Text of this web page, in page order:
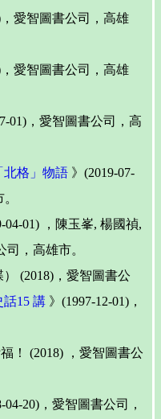
，愛智圖書公司，高雄
，愛智圖書公司，高雄
01)，愛智圖書公司，高
北格」物語 》(2019-07-
04-01) ，陳玉峯, 楊國禎,
，高雄市。
(2018)，愛智圖書公
話15 講 》(1997-12-01)，
！ (2018) ，愛智圖書公
04-20)，愛智圖書公司，